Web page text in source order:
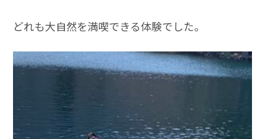
どれも大自然を満喫できる体験でした。